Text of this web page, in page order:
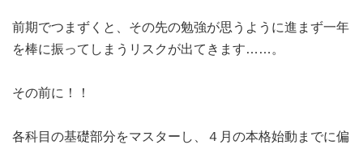
前期でつまずくと、その先の勉強が思うように進まず一年
を棒に振ってしまうリスクが出てきます……。
その前に！！
各科目の基礎部分をマスターし、４月の本格始動までに偏